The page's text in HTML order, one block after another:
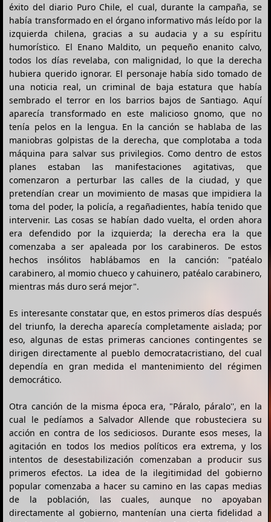
éxito del diario Puro Chile, el cual, durante la campaña, se
había transformado en el órgano informativo más leído por la
izquierda chilena, gracias a su audacia y a su espíritu
humorístico. El Enano Maldito, un pequeño enanito calvo,
todos los días revelaba, con malignidad, lo que la derecha
hubiera querido ignorar. El personaje había sido tomado de
una noticia real, un criminal de baja estatura que había
sembrado el terror en los barrios bajos de Santiago. Aquí
aparecía transformado en este malicioso gnomo, que no
tenía pelos en la lengua. En la canción se hablaba de las
maniobras golpistas de la derecha, que complotaba a toda
máquina para salvar sus privilegios. Como dentro de estos
planes estaban las manifestaciones agitativas, que
comenzaron a perturbar las calles de la ciudad, y que
pretendían crear un movimiento de masas que impidiera la
toma del poder, la policía, a regañadientes, había tenido que
intervenir. Las cosas se habían dado vuelta, el orden ahora
era defendido por la izquierda; la derecha era la que
comenzaba a ser apaleada por los carabineros. De estos
hechos insólitos hablábamos en la canción: "patéalo
carabinero, al momio chueco y cahuinero, patéalo carabinero,
mientras más duro será mejor".
Es interesante constatar que, en estos primeros días después
del triunfo, la derecha aparecía completamente aislada; por
eso, algunas de estas primeras canciones contingentes se
dirigen directamente al pueblo democratacristiano, del cual
dependía en gran medida el mantenimiento del régimen
democrático.
Otra canción de la misma época era, "Páralo, páralo'', en la
cual le pedíamos a Salvador Allende que robusteciera su
acción en contra de los sediciosos. Durante esos meses, la
agitación en todos los medios políticos era extrema, y los
intentos de desestabilización comenzaban a producir sus
primeros efectos. La idea de la ilegitimidad del gobierno
popular comenzaba a hacer su camino en las capas medias
de la población, las cuales, aunque no apoyaban
directamente al gobierno, mantenían una cierta fidelidad a